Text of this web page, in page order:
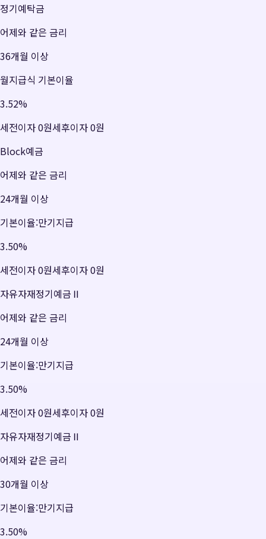
정기예탁금
어제와 같은 금리
36개월 이상
월지급식 기본이율
3.52%
세전이자0원세후이자0원
Block예금
어제와 같은 금리
24개월 이상
기본이율:만기지급
3.50%
세전이자0원세후이자0원
자유자재정기예금Ⅱ
어제와 같은 금리
24개월 이상
기본이율:만기지급
3.50%
세전이자0원세후이자0원
자유자재정기예금Ⅱ
어제와 같은 금리
30개월 이상
기본이율:만기지급
3.50%